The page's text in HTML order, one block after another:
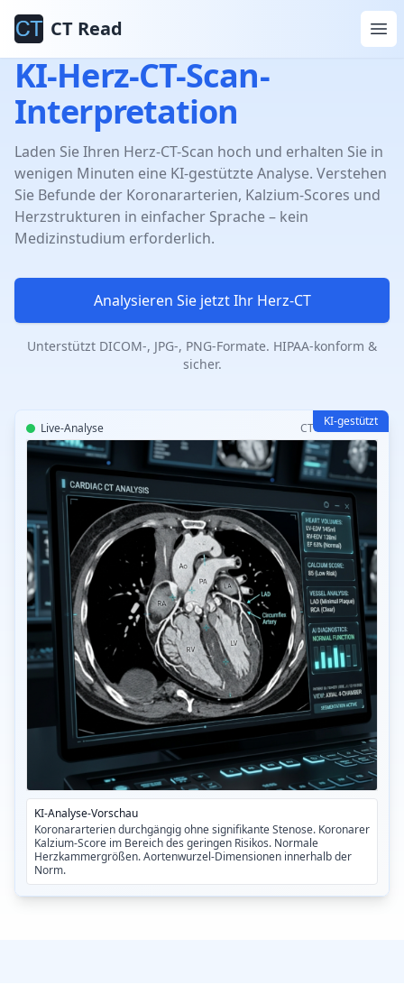
CT Read
KI-Herz-CT-Scan-
Interpretation
Laden Sie Ihren Herz-CT-Scan hoch und erhalten Sie in
wenigen Minuten eine KI-gestützte Analyse. Verstehen
Sie Befunde der Koronararterien, Kalzium-Scores und
Herzstrukturen in einfacher Sprache – kein
Medizinstudium erforderlich.
Analysieren Sie jetzt Ihr Herz-CT
Unterstützt DICOM-, JPG-, PNG-Formate. HIPAA-konform &
sicher.
KI-gestützt
Live-Analyse CT Read KI v2.0
KI-Analyse-Vorschau
Koronararterien durchgängig ohne signifikante Stenose. Koronarer
Kalzium-Score im Bereich des geringen Risikos. Normale
Herzkammergrößen. Aortenwurzel-Dimensionen innerhalb der
Norm.